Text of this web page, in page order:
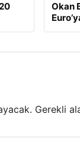
Okan
Gerekli